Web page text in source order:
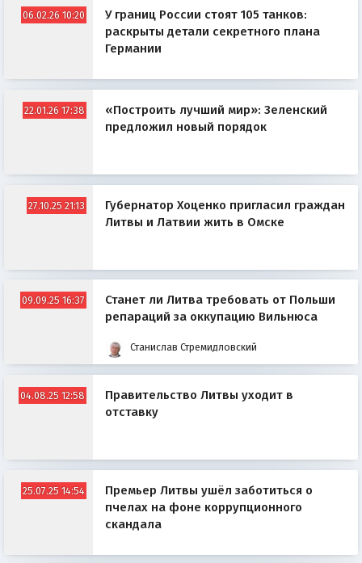
06.02.26 10:20
У границ России стоят 105 танков:
раскрыты детали секретного плана
Германии
22.01.26 17:38
«Построить лучший мир»: Зеленский
предложил новый порядок
27.10.25 21:13
Губернатор Хоценко пригласил граждан
Литвы и Латвии жить в Омске
09.09.25 16:37
Станет ли Литва требовать от Польши
репараций за оккупацию Вильнюса
Станислав Стремидловский
04.08.25 12:58
Правительство Литвы уходит в
отставку
25.07.25 14:54
Премьер Литвы ушёл заботиться о
пчелах на фоне коррупционного
скандала